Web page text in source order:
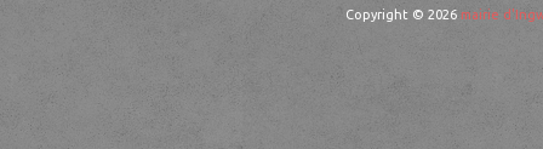
Copyright © 2026 mairie